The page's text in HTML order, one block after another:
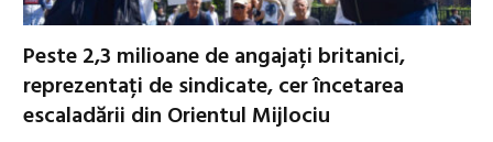
Peste 2,3 milioane de angajați britanici,
reprezentați de sindicate, cer încetarea
escaladării din Orientul Mijlociu